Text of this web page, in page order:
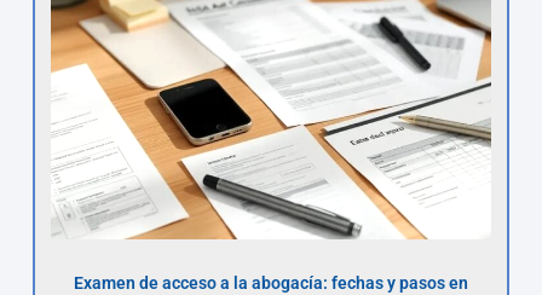
Examen de acceso a la abogacía: fechas y pasos en